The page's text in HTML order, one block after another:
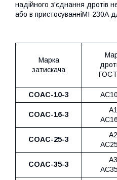
надійного з'єднання дротів
або в пристосуванніМІ-230А
Марка
затискача
СОАС-10-3
СОАС-16-3
СОАС-25-3
СОАС-35-3